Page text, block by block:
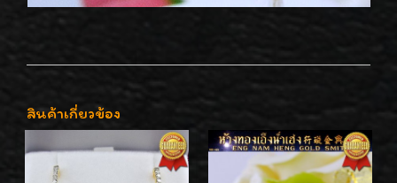
สินค้าเกี่ยวข้อง